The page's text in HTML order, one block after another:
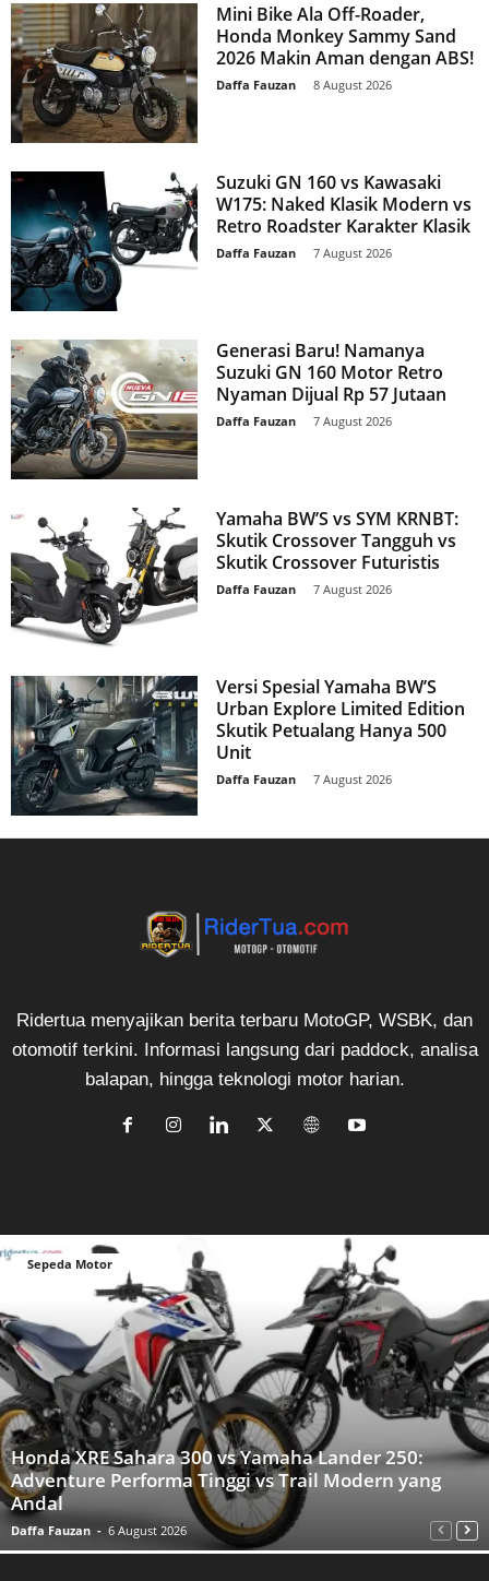
Mini Bike Ala Off-Roader,
Honda Monkey Sammy Sand
2026 Makin Aman dengan ABS!
Daffa Fauzan 8 August 2026
Suzuki GN 160 vs Kawasaki
W175: Naked Klasik Modern vs
Retro Roadster Karakter Klasik
Daffa Fauzan 7 August 2026
Generasi Baru! Namanya
Suzuki GN 160 Motor Retro
Nyaman Dijual Rp 57 Jutaan
Daffa Fauzan 7 August 2026
Yamaha BW’S vs SYM KRNBT:
Skutik Crossover Tangguh vs
Skutik Crossover Futuristis
Daffa Fauzan 7 August 2026
Versi Spesial Yamaha BW’S
Urban Explore Limited Edition
Skutik Petualang Hanya 500
Unit
Daffa Fauzan 7 August 2026
Ridertua menyajikan berita terbaru MotoGP, WSBK, dan
otomotif terkini. Informasi langsung dari paddock, analisa
balapan, hingga teknologi motor harian.
Sepeda Motor
Honda XRE Sahara 300 vs Yamaha Lander 250:
Adventure Performa Tinggi vs Trail Modern yang
Andal
Daffa Fauzan - 6 August 2026